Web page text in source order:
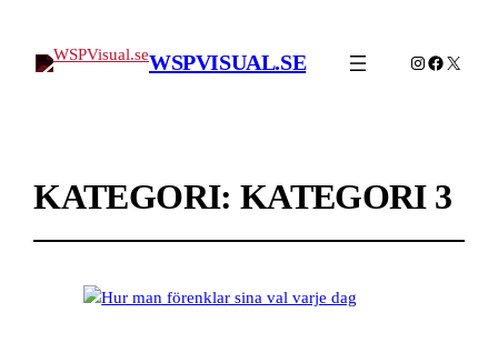
WSPVISUAL.SE Instagram
Facebook
X
KATEGORI: KATEGORI 3